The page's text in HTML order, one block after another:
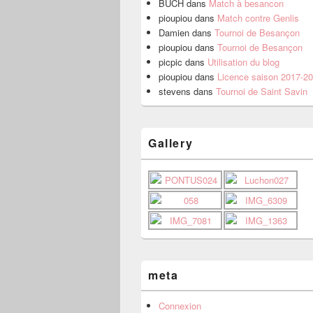
BUCH dans Match à besancon
pioupiou dans Match contre Genlis
Damien dans Tournoi de Besançon
pioupiou dans Tournoi de Besançon
picpic dans Utilisation du blog
pioupiou dans Licence saison 2017-
stevens dans Tournoi de Saint Savin
Gallery
meta
Connexion